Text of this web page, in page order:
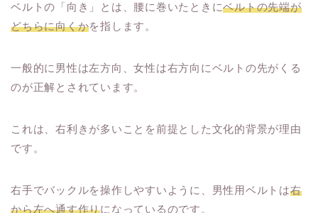
ベルトの「向き」とは、腰に巻いたときにベルトの先端が
どちらに向くかを指します。
一般的に男性は左方向、女性は右方向にベルトの先がくる
のが正解とされています。
これは、右利きが多いことを前提とした文化的背景が理由
です。
右手でバックルを操作しやすいように、男性用ベルトは右
から左へ通す作りになっているのです。